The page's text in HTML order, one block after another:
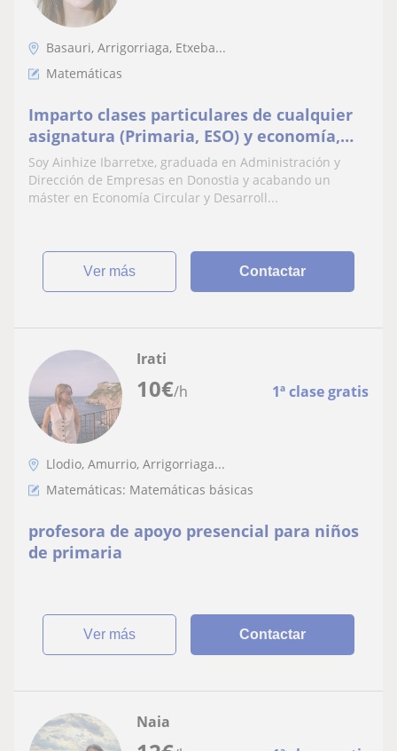
Basauri, Arrigorriaga, Etxeba...
Matemáticas
Imparto clases particulares de cualquier
asignatura (Primaria, ESO) y economía,
castellano y euskera de Bachillerato en
Bilbao
Soy Ainhize Ibarretxe, graduada en Administración y
Dirección de Empresas en Donostia y acabando un
máster en Economía Circular y Desarroll...
ver más Contactar
10€/h 1ª clase gratis
Irati
Llodio, Amurrio, Arrigorriaga...
Matemáticas: Matemáticas básicas
profesora de apoyo presencial para niños
de primaria
ver más Contactar
Naia